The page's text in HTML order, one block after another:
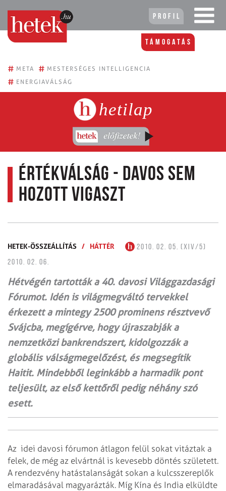
Profil
Támogatás
# META # MESTERSÉGES INTELLIGENCIA
# ENERGIAVÁLSÁG
hetilap
Értékválság - Davos sem
hozott vigaszt
HETEK-ÖSSZEÁLLÍTÁS / HÁTTÉR
2010. 02. 05. (XIV/5)
2010. 02. 06.
Hétvégén tartották a 40. davosi Világgazdasági
Fórumot. Idén is világmegváltó tervekkel
érkezett a mintegy 2500 prominens résztvevő
Svájcba, megígérve, hogy újraszabják a
nemzetközi bankrendszert, kidolgozzák a
globális válságmegelőzést, és megsegítik
Haitit. Mindebből leginkább a harmadik pont
teljesült, az első kettőről pedig néhány szó
esett.
Az idei davosi fórumon átlagon felül sokat vitáztak a
felek, de még az elvártnál is kevesebb döntés született.
A rendezvény hatástalanságát sokan a kulcsszereplők
elmaradásával magyarázták. Míg Kína és India elküldte